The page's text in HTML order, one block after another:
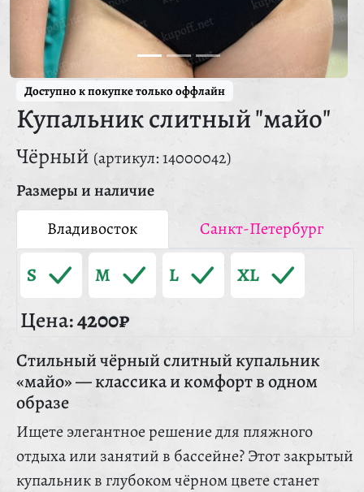
Доступно к покупке только оффлайн
Купальник слитный "майо"
Чёрный (артикул: 14000042)
Размеры и наличие
Владивосток
Санкт-Петербург
S M L XL
Цена:4200₽
Стильный чёрный слитный купальник
«майо» — классика и комфорт в одном
образе
Ищете элегантное решение для пляжного
отдыха или занятий в бассейне? Этот закрытый
купальник в глубоком чёрном цвете станет